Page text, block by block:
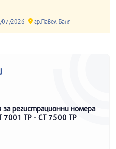
2026 гр.Павел Баня
за регистрационни номера
7001 ТР - СТ 7500 ТР